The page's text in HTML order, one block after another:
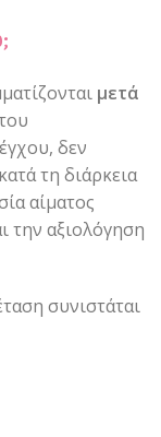
μετά
δεν
τη διάρκεια
αίματος
την αξιολόγηση
συνιστάται